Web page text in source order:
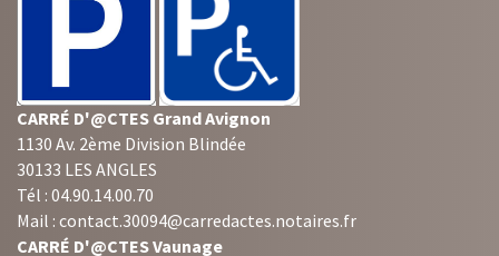
CARRÉ D'@CTES Grand Avignon
1130 Av. 2ème Division Blindée
30133 LES ANGLES
Tél : 04.90.14.00.70
Mail : contact.30094@carredactes.notaires.fr
CARRÉ D'@CTES Vaunage
40 Chemin de Vermaciel